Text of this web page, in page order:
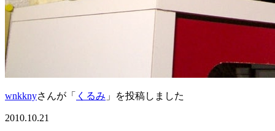
wnkknyさんが「 くるみ 」を投稿しました
2010.10.21